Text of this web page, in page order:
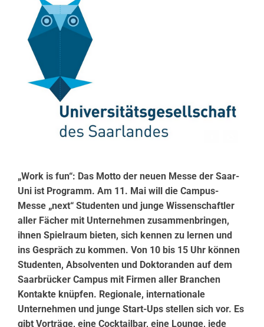
„Work is fun“: Das Motto der neuen Messe der Saar-
Uni ist Programm. Am 11. Mai will die Campus-
Messe „next“ Studenten und junge Wissenschaftler
aller Fächer mit Unternehmen zusammenbringen,
ihnen Spielraum bieten, sich kennen zu lernen und
ins Gespräch zu kommen. Von 10 bis 15 Uhr können
Studenten, Absolventen und Doktoranden auf dem
Saarbrücker Campus mit Firmen aller Branchen
Kontakte knüpfen. Regionale, internationale
Unternehmen und junge Start-Ups stellen sich vor. Es
gibt Vorträge, eine Cocktailbar, eine Lounge, jede